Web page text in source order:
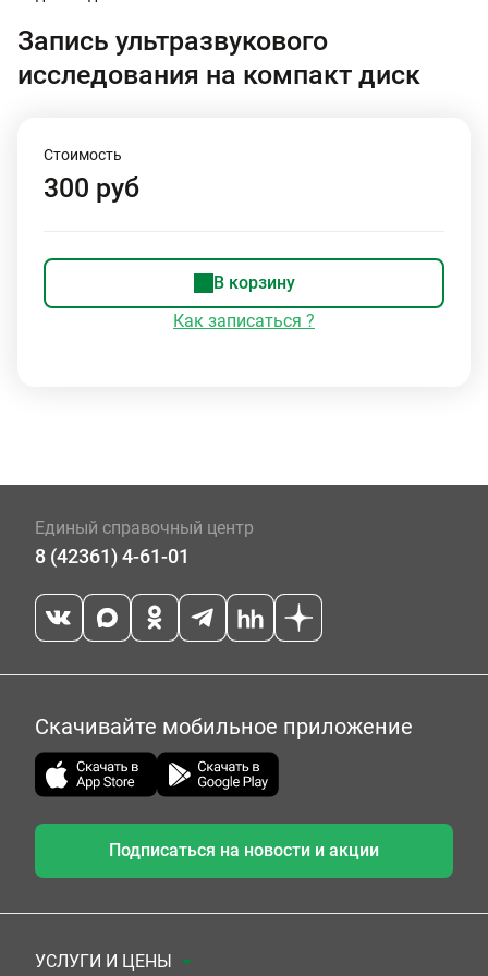
Запись ультразвукового
исследования на компакт диск
Стоимость
300 руб
В корзину
Как записаться ?
Единый справочный центр
8 (42361) 4-61-01
Скачивайте мобильное приложение
Подписаться на новости и акции
УСЛУГИ И ЦЕНЫ